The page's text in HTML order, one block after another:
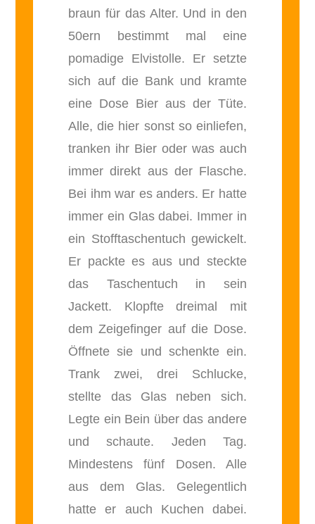
braun für das Alter. Und in den
50ern bestimmt mal eine
pomadige Elvistolle. Er setzte
sich auf die Bank und kramte
eine Dose Bier aus der Tüte.
Alle, die hier sonst so einliefen,
tranken ihr Bier oder was auch
immer direkt aus der Flasche.
Bei ihm war es anders. Er hatte
immer ein Glas dabei. Immer in
ein Stofftaschentuch gewickelt.
Er packte es aus und steckte
das Taschentuch in sein
Jackett. Klopfte dreimal mit
dem Zeigefinger auf die Dose.
Öffnete sie und schenkte ein.
Trank zwei, drei Schlucke,
stellte das Glas neben sich.
Legte ein Bein über das andere
und schaute. Jeden Tag.
Mindestens fünf Dosen. Alle
aus dem Glas. Gelegentlich
hatte er auch Kuchen dabei.